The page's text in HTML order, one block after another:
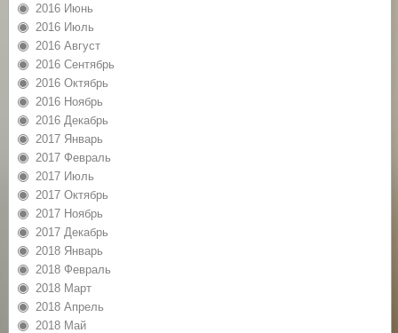
2016 Июнь
2016 Июль
2016 Август
2016 Сентябрь
2016 Октябрь
2016 Ноябрь
2016 Декабрь
2017 Январь
2017 Февраль
2017 Июль
2017 Октябрь
2017 Ноябрь
2017 Декабрь
2018 Январь
2018 Февраль
2018 Март
2018 Апрель
2018 Май